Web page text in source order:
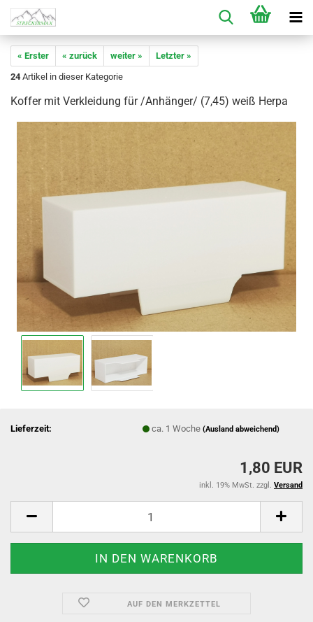
« Erster « zurück weiter »
Letzter »
24 Artikel in dieser Kategorie
Koffer mit Verkleidung für /Anhänger/ (7,45) weiß Herpa
Lieferzeit: ca. 1 Woche(Ausland abweichend)
1,80 EUR
inkl. 19% MwSt. zzgl. Versand
AUF DEN MERKZETTEL